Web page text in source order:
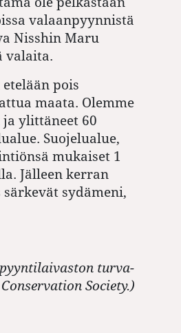
valaanpyynnistä
Nisshin Maru
valaita.
pois
maata. Olemme
ylittäneet 60
Suojelualue,
mukaiset 1
Jälleen kerran
sydämeni,
turva-
Society.)